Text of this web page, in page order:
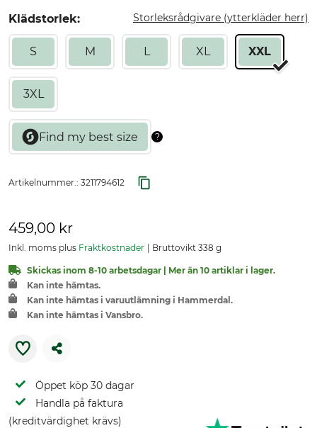
Klädstorlek: Storleksrådgivare (ytterkläder herr)
S M L XL XXL
3XL
Artikelnummer.: 3211794612
459,00 kr
Inkl. moms plus Fraktkostnader Bruttovikt 338 g
Skickas inom 8-10 arbetsdagar | Mer än 10 artiklar i lager.
Kan inte hämtas.
Kan inte hämtas i varuutlämning i Hammerdal.
Kan inte hämtas i Vansbro.
Öppet köp 30 dagar
Handla på faktura
(kreditvärdighet krävs)